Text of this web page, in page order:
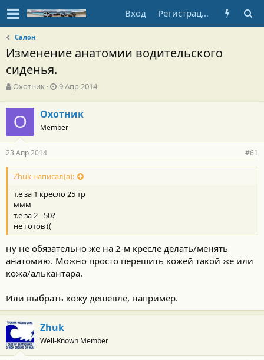
Вход Регистрация
Салон
Изменение анатомии водительского
сиденья.
А
т
о
р
т
е
м
ы
Охотник
Д
а
н
а
л
а
9 Апр 2014
О Охотник
Member
23 Апр 2014 #61
Zhuk написал(а):
т.е за 1 кресло 25 тр
ммм
т.е за 2 - 50?
не готов ((
ну не обязательно же на 2-м кресле делать/менять
анатомию. Можно просто перешить кожей такой же или
кожа/алькантара.
Или выбрать кожу дешевле, например.
Zhuk
Well-Known Member